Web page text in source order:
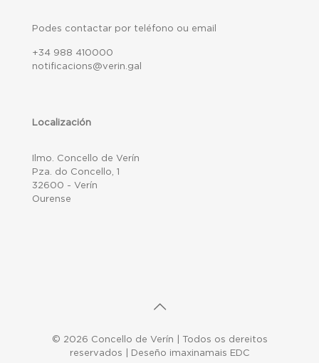
Podes contactar por teléfono ou email
+34 988 410000
notificacions@verin.gal
Localización
Ilmo. Concello de Verín
Pza. do Concello, 1
32600 - Verín
Ourense
© 2026 Concello de Verín | Todos os dereitos
reservados | Deseño imaxinamais EDC